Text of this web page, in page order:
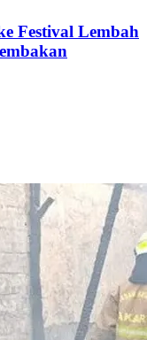
Festival Lembah